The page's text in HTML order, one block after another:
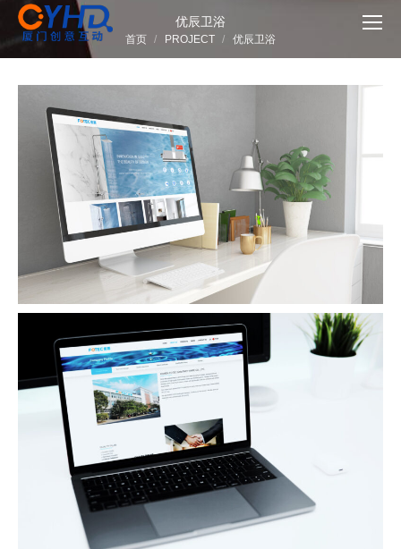
优辰卫浴
您在这里：
首页 PROJECT 优辰卫浴